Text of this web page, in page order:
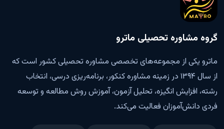
گروه مشاوره تحصیلی ماترو
ماترو یکی از مجموعه‌های تخصصی مشاوره تحصیلی کشور است که
از سال ۱۳۹۴ در زمینه مشاوره کنکور، برنامه‌ریزی درسی، انتخاب
رشته، افزایش انگیزه، تحلیل آزمون، آموزش روش مطالعه و توسعه
فردی دانش‌آموزان فعالیت می‌کند.